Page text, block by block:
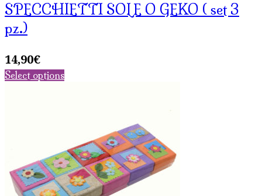
SPECCHIETTI SOLE O GEKO ( set 3
pz.)
14,90€
Select options